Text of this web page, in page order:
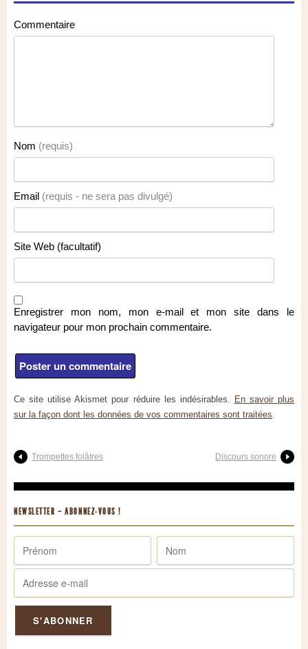
Commentaire
Nom (requis)
Email (requis - ne sera pas divulgé)
Site Web (facultatif)
Enregistrer mon nom, mon e-mail et mon site dans le
navigateur pour mon prochain commentaire.
Ce site utilise Akismet pour réduire les indésirables. En savoir plus
sur la façon dont les données de vos commentaires sont traitées
Trompettes folâtres Discours sonore
NEWSLETTER – ABONNEZ-VOUS !